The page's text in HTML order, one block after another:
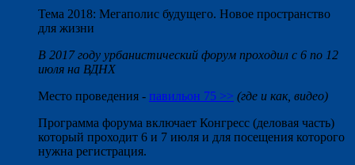
Тема 2018: Мегаполис будущего. Новое пространство
для жизни
В 2017 году урбанистический форум проходил с 6 по 12
июля на ВДНХ
Место проведения - павильон 75 >> (где и как, видео)
Программа форума включает Конгресс (деловая часть)
который проходит 6 и 7 июля и для посещения которого
нужна регистрация.